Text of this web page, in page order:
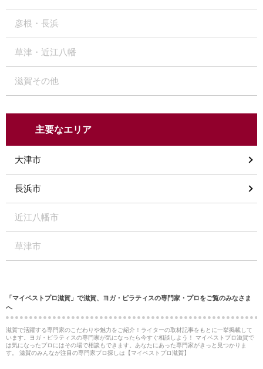
彦根・長浜
草津・近江八幡
滋賀その他
主要なエリア
大津市
長浜市
近江八幡市
草津市
「マイベストプロ滋賀」で滋賀、ヨガ・ピラティスの専門家・プロをご覧のみなさま
へ
滋賀で活躍する専門家のこだわりや魅力をご紹介！ライターの取材記事をもとに一挙掲載して
います。ヨガ・ピラティスの専門家が気になったら今すぐ相談しよう！ マイベストプロ滋賀で
は気になったプロにはその場で相談もできます。あなたにあった専門家がきっと見つかりま
す。 滋賀のみんなが注目の専門家プロ探しは【マイベストプロ滋賀】